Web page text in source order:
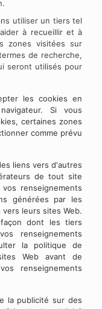
utiliser un tiers tel
à recueillir et à
zones visitées sur
de recherche,
seront utilisés pour
les cookies en
Si vous
certaines zones
comme prévu
liens vers d'autres
de tout site
renseignements
générées par les
leurs sites Web.
dont les tiers
renseignements
la politique de
Web avant de
renseignements
la publicité sur des